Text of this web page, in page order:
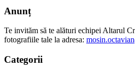
Anunț
Te invităm să te alături echipei Altarul
fotografiile tale la adresa:
Categorii